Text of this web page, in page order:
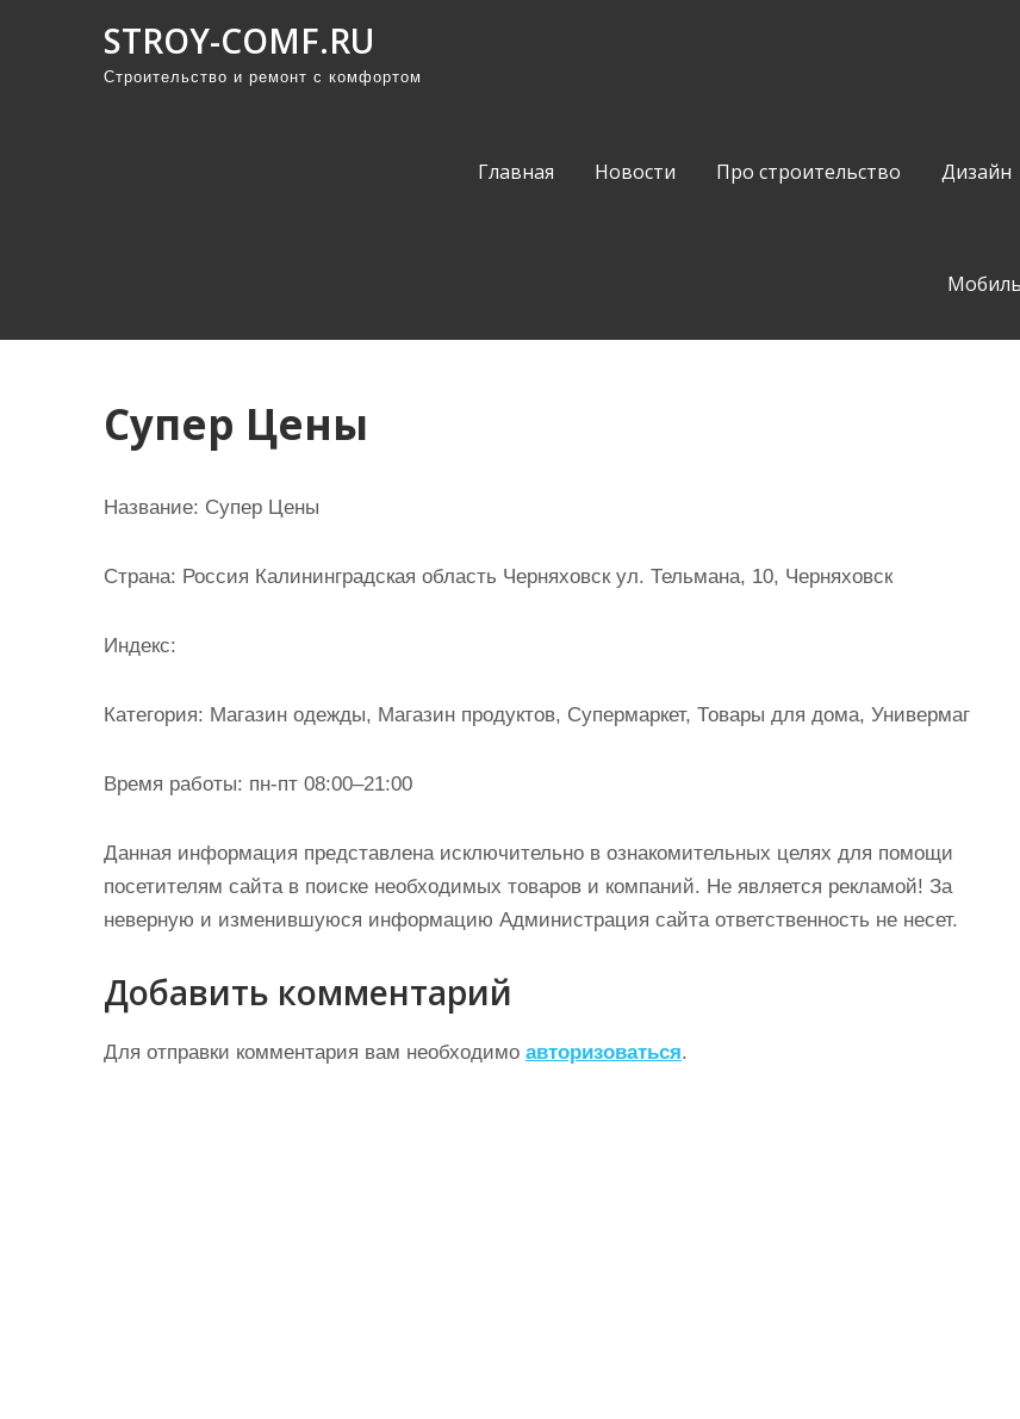
STROY-COMF.RU
Строительство и ремонт с комфортом
Главная Новости Про строительство Дизайн
Супер Цены
Название: Супер Цены
Страна: Россия Калининградская область Черняховск ул. Тельмана, 10, Черняховск
Индекс:
Категория: Магазин одежды, Магазин продуктов, Супермаркет, Товары для дома, Универмаг
Время работы: пн-пт 08:00–21:00
Данная информация представлена исключительно в ознакомительных целях для помощи
посетителям сайта в поиске необходимых товаров и компаний. Не является рекламой! За
неверную и изменившуюся информацию Администрация сайта ответственность не несет.
Добавить комментарий
Для отправки комментария вам необходимо авторизоваться.